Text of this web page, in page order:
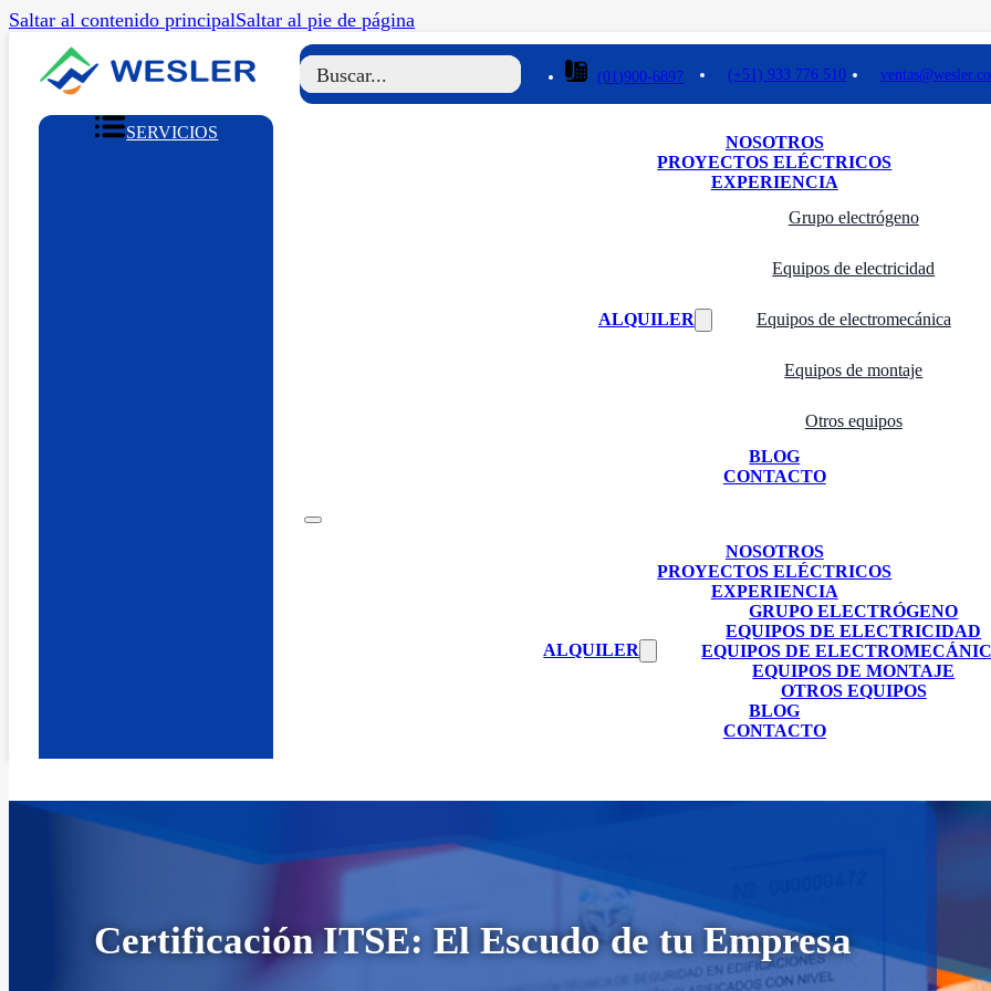
Saltar al contenido principalSaltar al pie de página
(01)900-6897 (+51) 933 776 510
SERVICIOS
NOSOTROS
PROYECTOS ELÉCTRICOS
EXPERIENCIA
ALQUILER
Grupo electrógeno
Equipos de electricidad
Equipos de electromecánica
Equipos de montaje
Otros equipos
BLOG
CONTACTO
NOSOTROS
PROYECTOS ELÉCTRICOS
EXPERIENCIA
ALQUILER
GRUPO ELECTRÓGENO
EQUIPOS DE ELECTRICIDAD
EQUIPOS DE
EQUIPOS DE MONTAJE
OTROS EQUIPOS
BLOG
CONTACTO
Certificación ITSE: El Escudo de tu Empresa